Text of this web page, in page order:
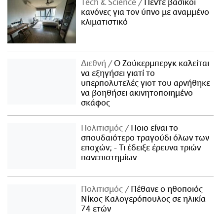
Τech & Science
Πέντε βασικοί
κανόνες για τον ύπνο με αναμμένο
κλιματιστικό
Διεθνή
Ο Ζούκερμπεργκ καλείται
να εξηγήσει γιατί το
υπερπολυτελές γιοτ του αρνήθηκε
να βοηθήσει ακινητοποιημένο
σκάφος
Πολιτισμός
Ποιο είναι το
σπουδαιότερο τραγούδι όλων των
εποχών; - Τι έδειξε έρευνα τριών
πανεπιστημίων
Πολιτισμός
Πέθανε ο ηθοποιός
Νίκος Καλογερόπουλος σε ηλικία
74 ετών